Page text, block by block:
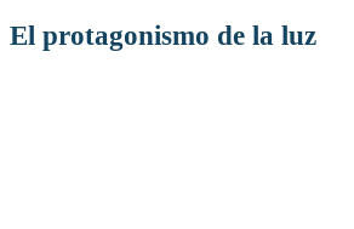
El protagonismo de la luz